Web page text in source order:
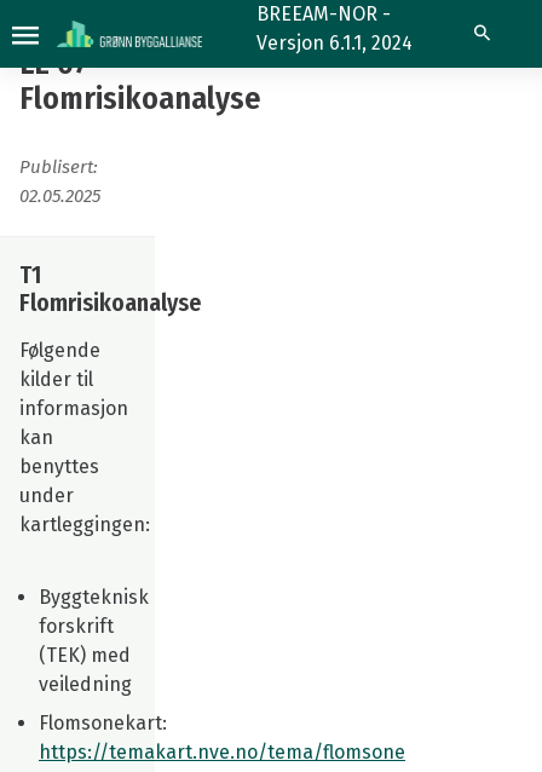
07
Flomrisikoanalyse
BREEAM-NOR -
Versjon 6.1.1, 2024
Søk
LE 07
Flomrisikoanalyse
Publisert:
02.05.2025
T1
Flomrisikoanalyse
Følgende
kilder til
informasjon
kan
benyttes
under
kartleggingen:
Byggteknisk
forskrift
(TEK) med
veiledning
Flomsonekart:
https://temakart.nve.no/tema/flomsone